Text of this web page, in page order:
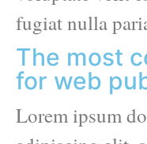
fugiat nulla
The most
for web
Lorem ipsum